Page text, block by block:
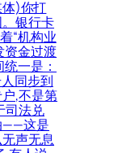
)你打
银行卡
“机构业
资金过渡
一是：
同步到
,不是第
司法兑
——这是
声无息